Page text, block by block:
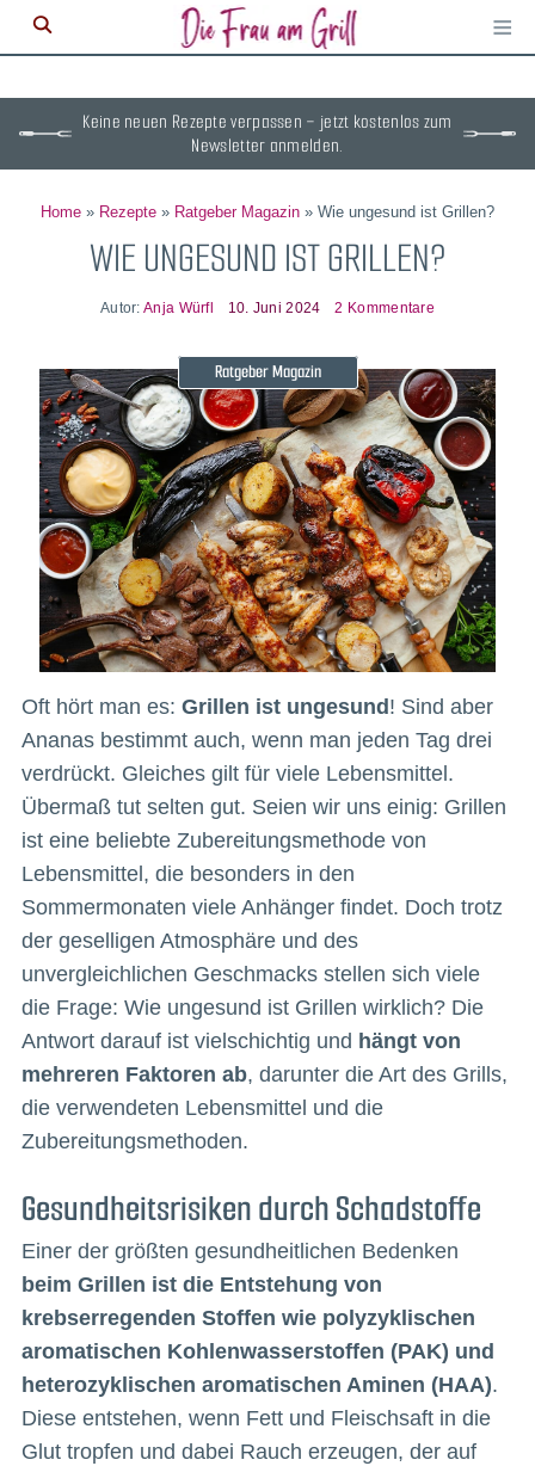
≡
Keine neuen Rezepte verpassen – jetzt kostenlos zum
Newsletter anmelden.
Home » Rezepte » Ratgeber Magazin » Wie ungesund ist Grillen?
WIE UNGESUND IST GRILLEN?
Autor:Anja Würfl 10. Juni 2024 2 Kommentare
Ratgeber Magazin
Oft hört man es: Grillen ist ungesund ! Sind aber
Ananas bestimmt auch, wenn man jeden Tag drei
verdrückt. Gleiches gilt für viele Lebensmittel.
Übermaß tut selten gut. Seien wir uns einig: Grillen
ist eine beliebte Zubereitungsmethode von
Lebensmittel, die besonders in den
Sommermonaten viele Anhänger findet. Doch trotz
der geselligen Atmosphäre und des
unvergleichlichen Geschmacks stellen sich viele
die Frage: Wie ungesund ist Grillen wirklich? Die
Antwort darauf ist vielschichtig und hängt von
mehreren Faktoren ab, darunter die Art des Grills,
die verwendeten Lebensmittel und die
Zubereitungsmethoden.
Gesundheitsrisiken durch Schadstoffe
Einer der größten gesundheitlichen Bedenken
beim Grillen ist die Entstehung von
krebserregenden Stoffen wie polyzyklischen
aromatischen Kohlenwasserstoffen (PAK) und
heterozyklischen aromatischen Aminen (HAA).
Diese entstehen, wenn Fett und Fleischsaft in die
Glut tropfen und dabei Rauch erzeugen, der auf